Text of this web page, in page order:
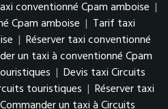
conventionné Cpam amboise |
Cpam amboise | Tarif taxi
| Réserver taxi conventionné
un taxi à conventionné Cpam
| Devis taxi Circuits
touristiques | Réserver taxi